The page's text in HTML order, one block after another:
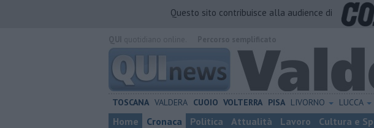
Questo sito contribuisce alla audience di
TOSCANA VALDERA CUOIO VOLTERRA PISA LIVORNO LUCCA
Home Cronaca Politica Attualità Lavoro Cultura e